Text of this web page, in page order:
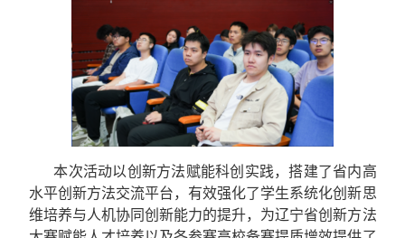
本次活动以创新方法赋能科创实践，搭建了省内高
水平创新方法交流平台，有效强化了学生系统化创新思
维培养与人机协同创新能力的提升，为辽宁省创新方法